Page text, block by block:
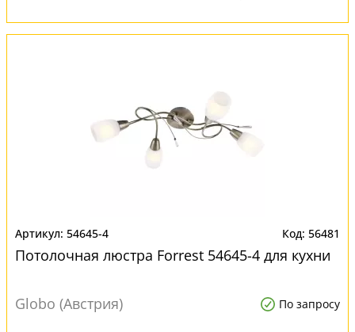
54645-4 56481
Потолочная люстра Forrest 54645-4 для кухни
Globo (Австрия) По запросу